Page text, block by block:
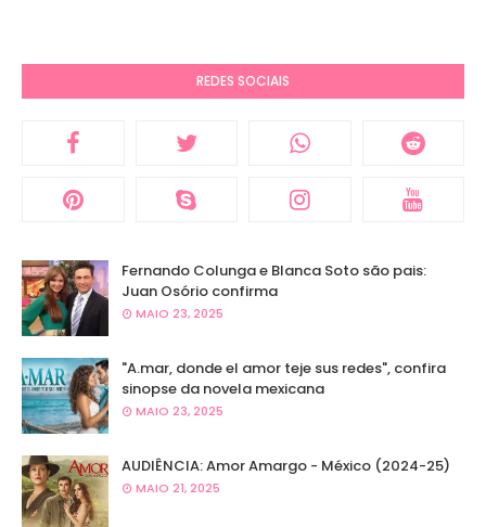
REDES SOCIAIS
Fernando Colunga e Blanca Soto são pais:
Juan Osório confirma
MAIO 23, 2025
"A.mar, donde el amor teje sus redes", confira
sinopse da novela mexicana
MAIO 23, 2025
AUDIÊNCIA: Amor Amargo - México (2024-25)
MAIO 21, 2025